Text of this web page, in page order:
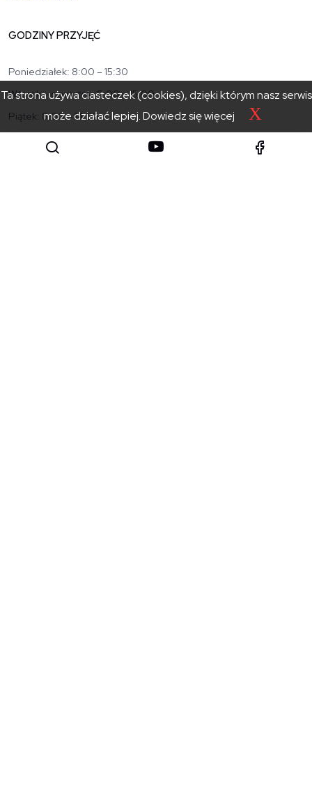
GODZINY PRZYJĘĆ
Poniedziałek: 8:00 – 15:30
Wtorek – czwartek: 8:00 – 15:00
Piątek: 8:00 – 14:30
Ta strona używa ciasteczek (cookies), dzięki którym nasz serwis
może działać lepiej.Dowiedz się więcej X